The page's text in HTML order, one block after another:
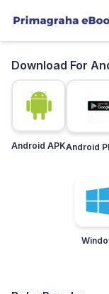
Download For
Android APKAndroid